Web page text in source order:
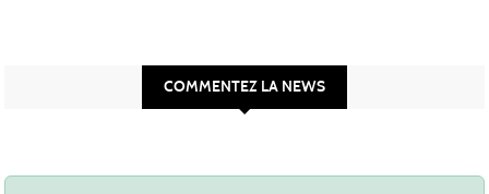
COMMENTEZ LA NEWS